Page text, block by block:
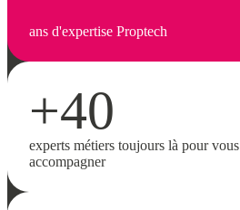
ans d'expertise Proptech
+40
experts métiers toujours là pour vous
accompagner